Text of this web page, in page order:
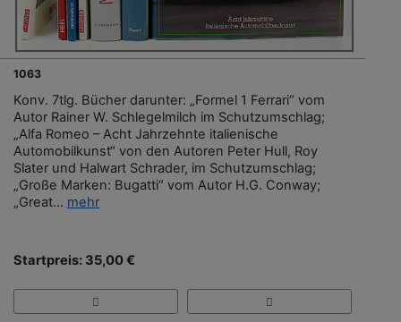
1063
Konv. 7tlg. Bücher darunter: „Formel 1 Ferrari“ vom
Autor Rainer W. Schlegelmilch im Schutzumschlag;
„Alfa Romeo – Acht Jahrzehnte italienische
Automobilkunst“ von den Autoren Peter Hull, Roy
Slater und Halwart Schrader, im Schutzumschlag;
„Große Marken: Bugatti“ vom Autor H.G. Conway;
„Great... mehr
Startpreis: 35,00 €